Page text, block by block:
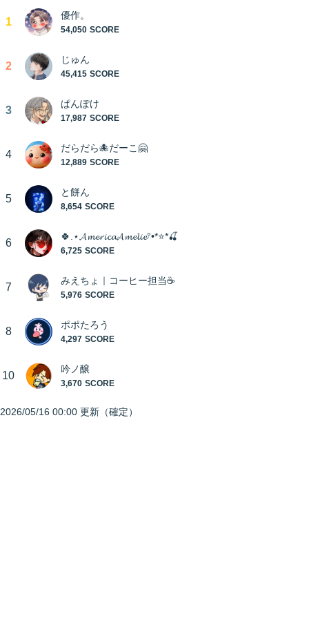
1
優作。
54,050
2
じゅん
45,415
3
ぱんぽけ
17,987
4
だらだら🐙だーこ🤗
12,889
5
と餅ん
8,654
6
🍀.⋆𝓐𝓶𝓮𝓻𝓲𝓬𝓪𝓐𝓶𝓮𝓵𝓲𝓮‎°•*⭐️*🍒
6,725
7
みえちょ｜コーヒー担当☕️
5,976
8
ポポたろう
4,297
10
吟ノ醸
3,670
2026/05/16 00:00 更新（確定）